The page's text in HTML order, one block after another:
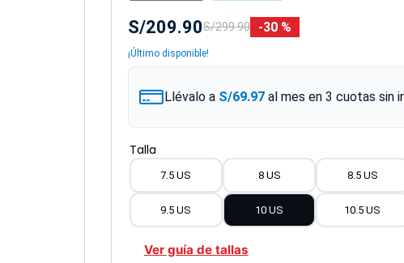
S/209.90S/299.90 30 %
¡Último disponible!
Llévalo a S/69.97al mes en 3 cuotas sin
Talla
7.5 US 8 US 8.5 US
9.5 US 10 US 10.5 US
Ver guía de tallas